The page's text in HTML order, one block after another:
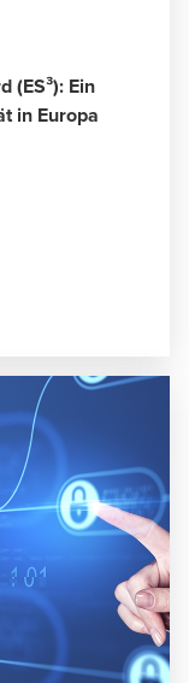
(ES³): Ein
in Europa